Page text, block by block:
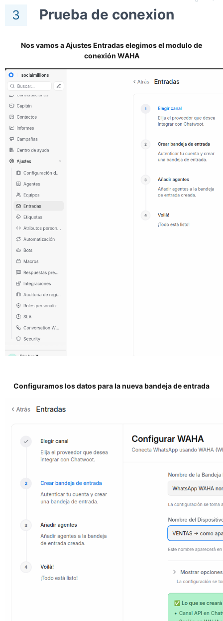
3 Prueba de conexion
Nos vamos a Ajustes Entradas elegimos el modulo de
conexión WAHA
Configuramos los datos para la nueva bandeja de entrada